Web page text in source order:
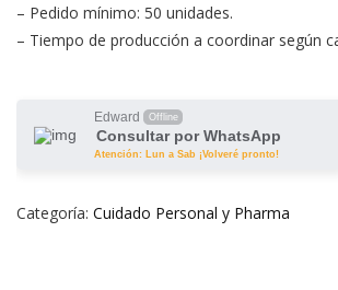
– Pedido mínimo: 50 unidades.
– Tiempo de producción a coordinar según
Edward Offline
Consultar por WhatsApp
Atención: Lun a Sab ¡Volveré pronto!
Categoría: Cuidado Personal y Pharma